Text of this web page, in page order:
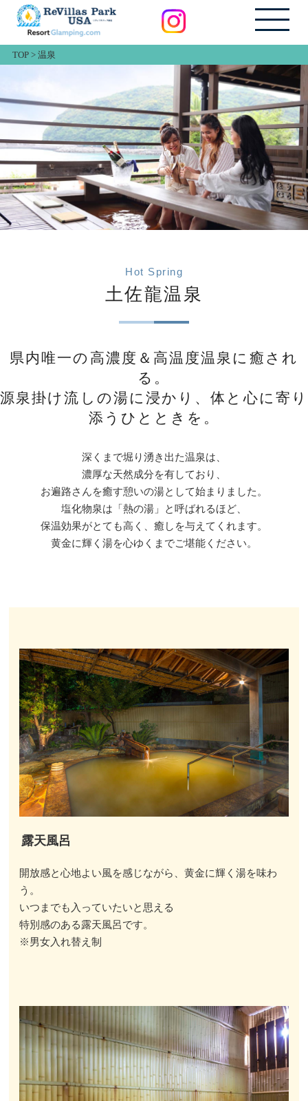
TOP >温泉
Hot Spring
土佐龍温泉
県内唯一の高濃度＆高温度温泉に癒され
る。
源泉掛け流しの湯に浸かり、体と心に寄り
添うひとときを。
深くまで堀り湧き出た温泉は、
濃厚な天然成分を有しており、
お遍路さんを癒す憩いの湯として始まりました。
塩化物泉は「熱の湯」と呼ばれるほど、
保温効果がとても高く、癒しを与えてくれます。
黄金に輝く湯を心ゆくまでご堪能ください。
露天風呂
開放感と心地よい風を感じながら、黄金に輝く湯を味わ
う。
いつまでも入っていたいと思える
特別感のある露天風呂です。
※男女入れ替え制